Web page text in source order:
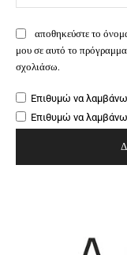
αποθηκεύστε το
μου σε αυτό το
σχολιάσω.
Επιθυμώ να λαμβάνω
Επιθυμώ να